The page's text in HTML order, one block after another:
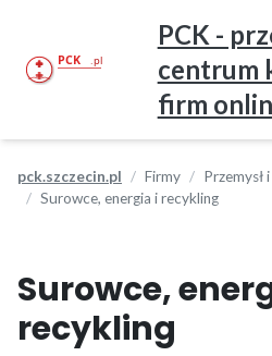
PCK -
centrum
firm
pck.szczecin.pl Firmy
Przemysł
Surowce, energia i recykling
Surowce,
recykling